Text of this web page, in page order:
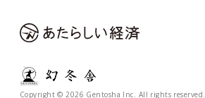
Copyright © 2026 Gentosha Inc. All rights reserved.